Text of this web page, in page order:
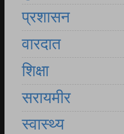
प्रशासन
वारदात
शिक्षा
सरायमीर
स्वास्थ्य